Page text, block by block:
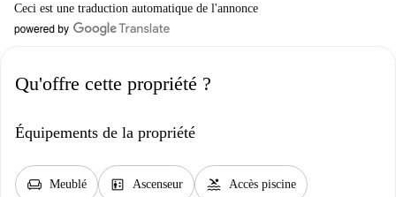
Ceci est une traduction automatique de l'annonce
Qu'offre cette propriété ?
Équipements de la propriété
chair Meublé elevator Ascenseur pool Accès piscine